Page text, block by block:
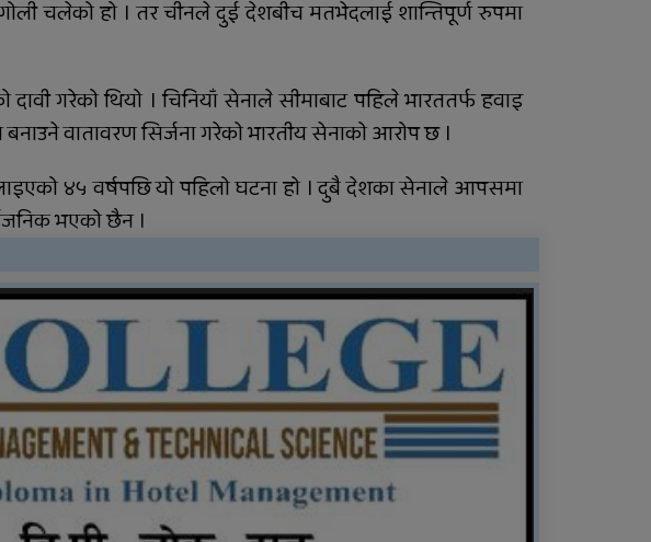
गोली चलेको हो । तर चीनले दुई देशबीच मतभेदलाई शान्तिपूर्ण रुपमा
गरेको थियो । चिनियाँ सेनाले सीमाबाट पहिले भारततर्फ हवाइ
वातावरण सिर्जना गरेको भारतीय सेनाको आरोप छ ।
४५ वर्षपछि यो पहिलो घटना हो । दुबै देशका सेनाले आपसमा
भएको छैन ।